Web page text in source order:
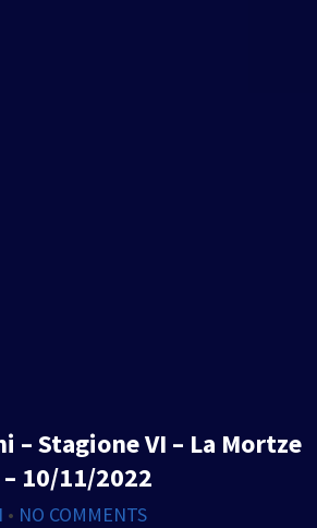
– Stagione VI – La Mortze
10/11/2022
• NO COMMENTS